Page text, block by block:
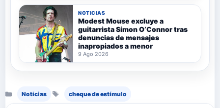
NOTICIAS
Modest Mouse excluye a
guitarrista Simon O’Connor tras
denuncias de mensajes
inapropiados a menor
9 Ago 2026
Noticias cheque de estímulo